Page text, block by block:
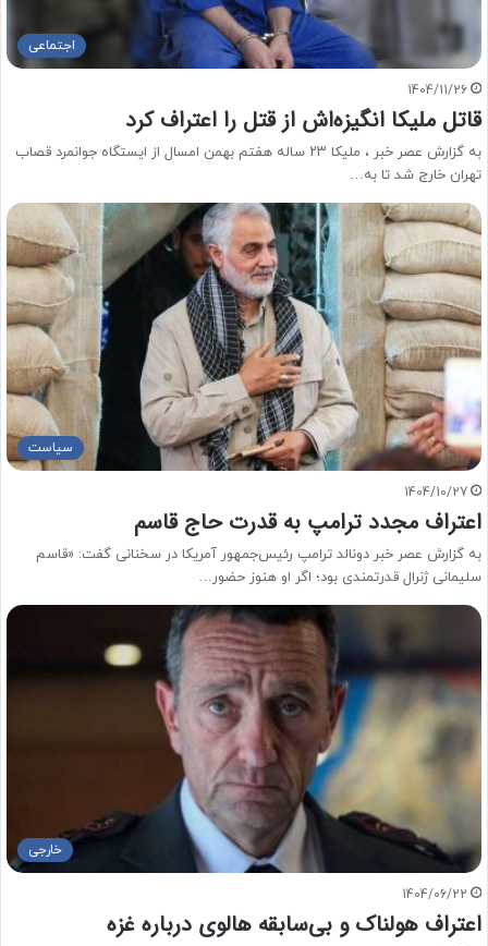
اجتماعی
1404/11/26
قاتل ملیکا انگیزه‌اش از قتل را اعتراف کرد
به گزارش عصر خبر ، ملیکا ۲۳ ساله هفتم بهمن امسال از ایستگاه جوانمرد قصاب
تهران خارج شد تا به…
سیاست
1404/10/27
اعتراف مجدد ترامپ به قدرت حاج قاسم
به گزارش عصر خبر دونالد ترامپ رئیس‌جمهور آمریکا در سخنانی گفت: «قاسم
سلیمانی ژنرال قدرتمندی بود؛ اگر او هنوز حضور…
خارجی
1404/06/22
اعتراف هولناک و بی‌سابقه هالوی درباره غزه